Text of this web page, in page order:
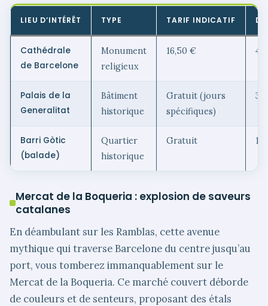
LIEU D’INTÉRÊT TYPE TARIF INDICATIF
Cathédrale
de Barcelone
Monument
religieux
16,50 €
Palais de la
Generalitat
Bâtiment
historique
Gratuit (jours
spécifiques)
30
Barri Gòtic
(balade)
Quartier
historique
Gratuit 1-
Mercat de la Boqueria : explosion de saveurs
catalanes
En déambulant sur les Ramblas, cette avenue
mythique qui traverse Barcelone du centre jusqu’au
port, vous tomberez immanquablement sur le
Mercat de la Boqueria. Ce marché couvert déborde
de couleurs et de senteurs, proposant des étals